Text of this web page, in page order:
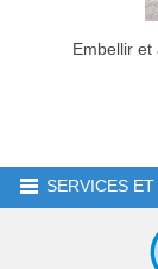
Embellir et
SERVICES